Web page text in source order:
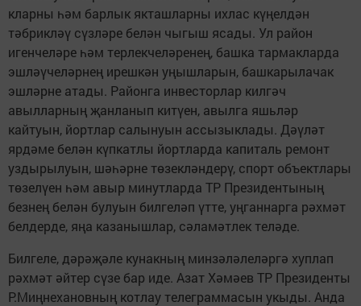
кларны һәм барлык якташлар­ны ихлас күңелдән
тәбрикләү сүзләре белән чыгыш яса­ды. Ул район
игенчеләре һәм терлекчеләренең, башка тар­макларда
эшләүчеләрнең ирешкән уңышларын, баш­карылачак
эшләрне атады. Районга инвесторлар килгәч
авылларның җанланып китүен, авылга яшьләр
кайтуын, йор­тлар салынуын ассызыкла­ды. Дәүләт
ярдәме белән күпкатлы йортларда капиталь ремонт
уздырылуын, шәһәрне төзекләндерү, спорт объектла­ры
төзелүен һәм авыр ми­нутларда ТР Президентының
безнең белән булуын билгеләп үтте, уңганнарга рәхмәт
бел­дерде, яңа казанышлар, сәламәтлек теләде.
Билгеле, дәрәҗәле кунакның минзәләлеләргә хуплап
рәхмәт әйтер сүзе бар иде. Азат Хәмәев ТР Президен­ты
Р.Миңнехановның котлау телеграммасын укыды. Анда